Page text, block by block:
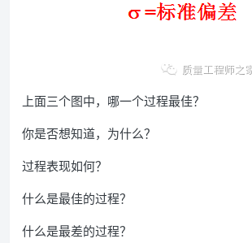
上面三个图中，哪一个过程最佳？
你是否想知道，为什么？
过程表现如何？
什么是最佳的过程？
什么是最差的过程？